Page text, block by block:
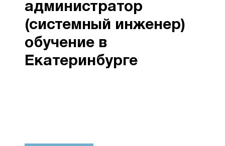
администратор
(системный инженер)
обучение в
Екатеринбурге